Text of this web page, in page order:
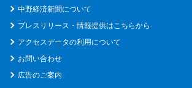
中野経済新聞について
プレスリリース・情報提供はこちらから
アクセスデータの利用について
お問い合わせ
広告のご案内